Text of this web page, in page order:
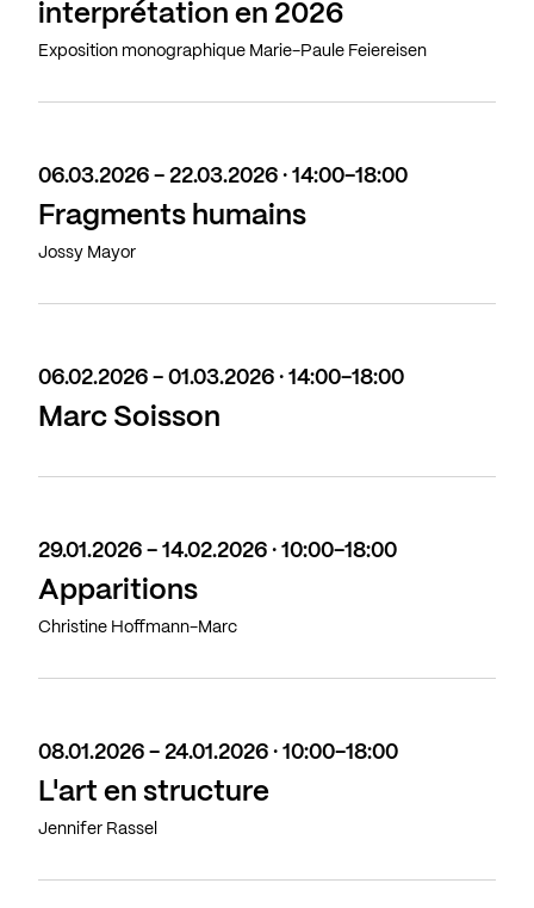
interprétation en 2026
Exposition monographique Marie-Paule Feiereisen
06.03.2026 - 22.03.2026 · 14:00-18:00
Fragments humains
Jossy Mayor
06.02.2026 - 01.03.2026 · 14:00-18:00
Marc Soisson
29.01.2026 - 14.02.2026 · 10:00-18:00
Apparitions
Christine Hoffmann-Marc
08.01.2026 - 24.01.2026 · 10:00-18:00
L'art en structure
Jennifer Rassel